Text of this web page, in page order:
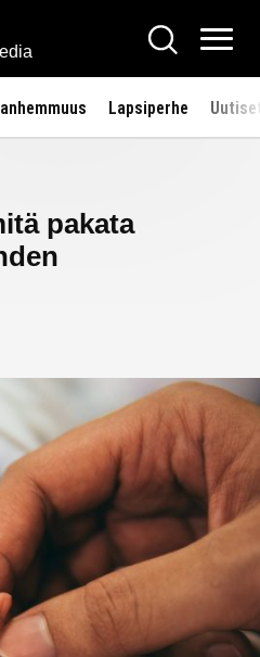
Hae
Lapsiperhe
pakata